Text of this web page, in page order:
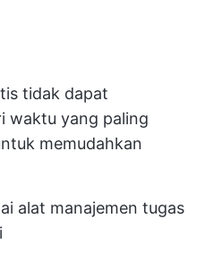
tidak dapat
waktu yang paling
memudahkan
alat manajemen tugas